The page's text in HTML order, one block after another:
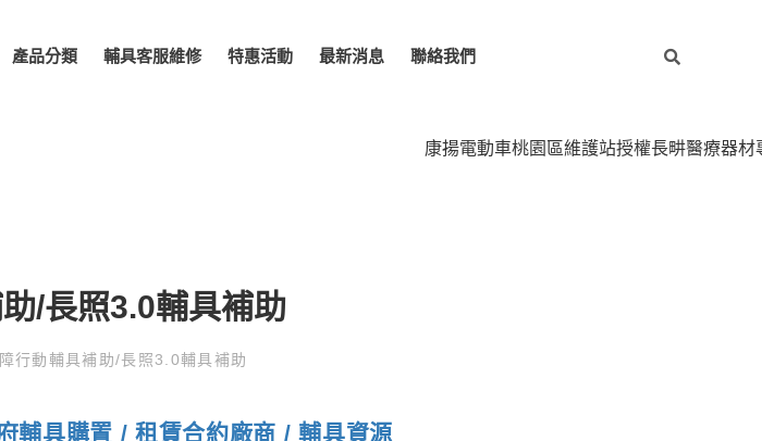
產品分類 輔具客服維修 特惠活動 最新消息 聯絡我們
康揚電動車桃園區維護站授權長畊醫療器材專業維
/長照3.0輔具補助
行動輔具補助/長照3.0輔具補助
輔具購置 / 租賃合約廠商 / 輔具資源